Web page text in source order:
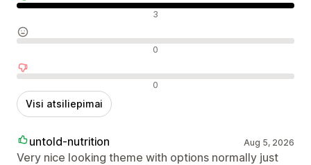
Teigiami atsiliepimai 3
Neutralūs atsiliepimai 0
Neigiami atsiliepimai 0
Visi atsiliepimai
untold-nutrition Aug 5, 2026
Very nice looking theme with options normally just